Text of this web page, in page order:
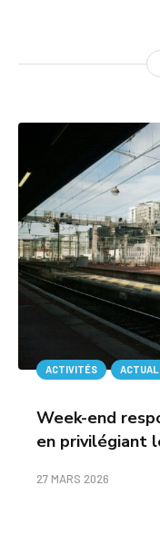
ACTIVITÉS
Week-end
en privilégiant
27 MARS 2026